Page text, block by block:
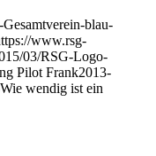
blau-
www.rsg-
03/RSG-Logo-
Pilot Frank2013-
Wie wendig ist ein